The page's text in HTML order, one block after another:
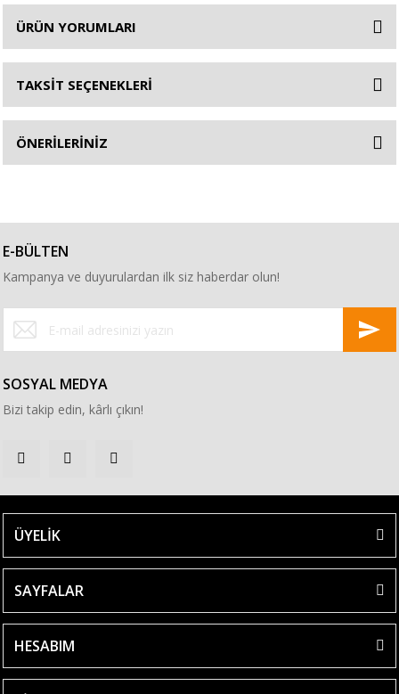
ÜRÜN YORUMLARI
TAKSİT SEÇENEKLERİ
ÖNERİLERİNİZ
E-BÜLTEN
Kampanya ve duyurulardan ilk siz haberdar olun!
SOSYAL MEDYA
Bizi takip edin, kârlı çıkın!
ÜYELİK
SAYFALAR
HESABIM